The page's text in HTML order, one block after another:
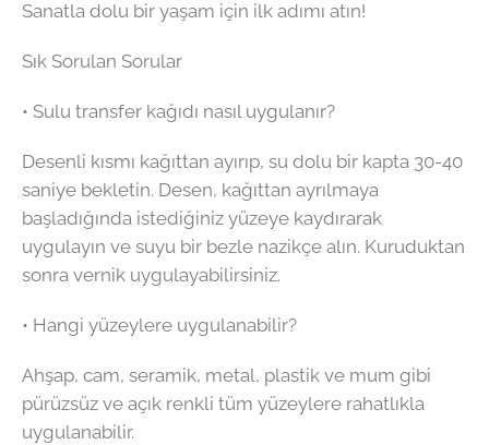
Sanatla dolu bir yaşam için ilk adımı atın!
Sık Sorulan Sorular
• Sulu transfer kağıdı nasıl uygulanır?
Desenli kısmı kağıttan ayırıp, su dolu bir kapta 30-40
saniye bekletin. Desen, kağıttan ayrılmaya
başladığında istediğiniz yüzeye kaydırarak
uygulayın ve suyu bir bezle nazikçe alın. Kuruduktan
sonra vernik uygulayabilirsiniz.
• Hangi yüzeylere uygulanabilir?
Ahşap, cam, seramik, metal, plastik ve mum gibi
pürüzsüz ve açık renkli tüm yüzeylere rahatlıkla
uygulanabilir.